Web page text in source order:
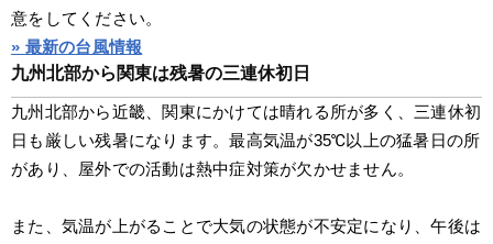
意をしてください。
» 最新の台風情報
九州北部から関東は残暑の三連休初日
九州北部から近畿、関東にかけては晴れる所が多く、三連休初
日も厳しい残暑になります。最高気温が35℃以上の猛暑日の所
があり、屋外での活動は熱中症対策が欠かせません。
また、気温が上がることで大気の状態が不安定になり、午後は